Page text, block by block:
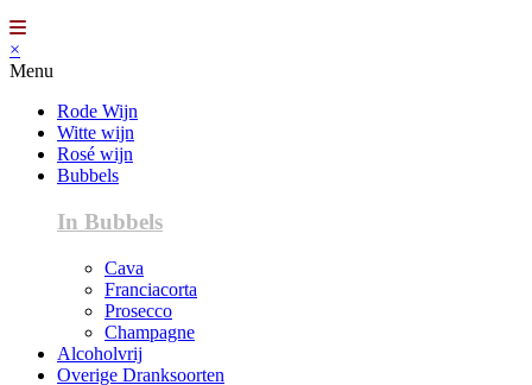
×
Menu
Rode Wijn
Witte wijn
Rosé wijn
Bubbels
In Bubbels
Cava
Franciacorta
Prosecco
Champagne
Alcoholvrij
Overige Dranksoorten